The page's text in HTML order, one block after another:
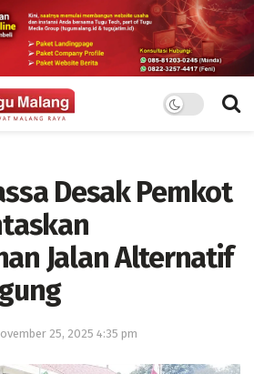
Desak Pemkot
Jalan Alternatif
25, 2025 4:35 pm